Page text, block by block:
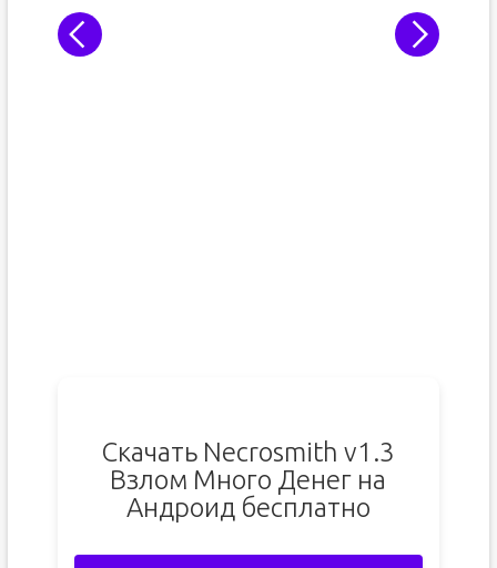
Скачать Necrosmith v1.3
Взлом Много Денег на
Андроид бесплатно